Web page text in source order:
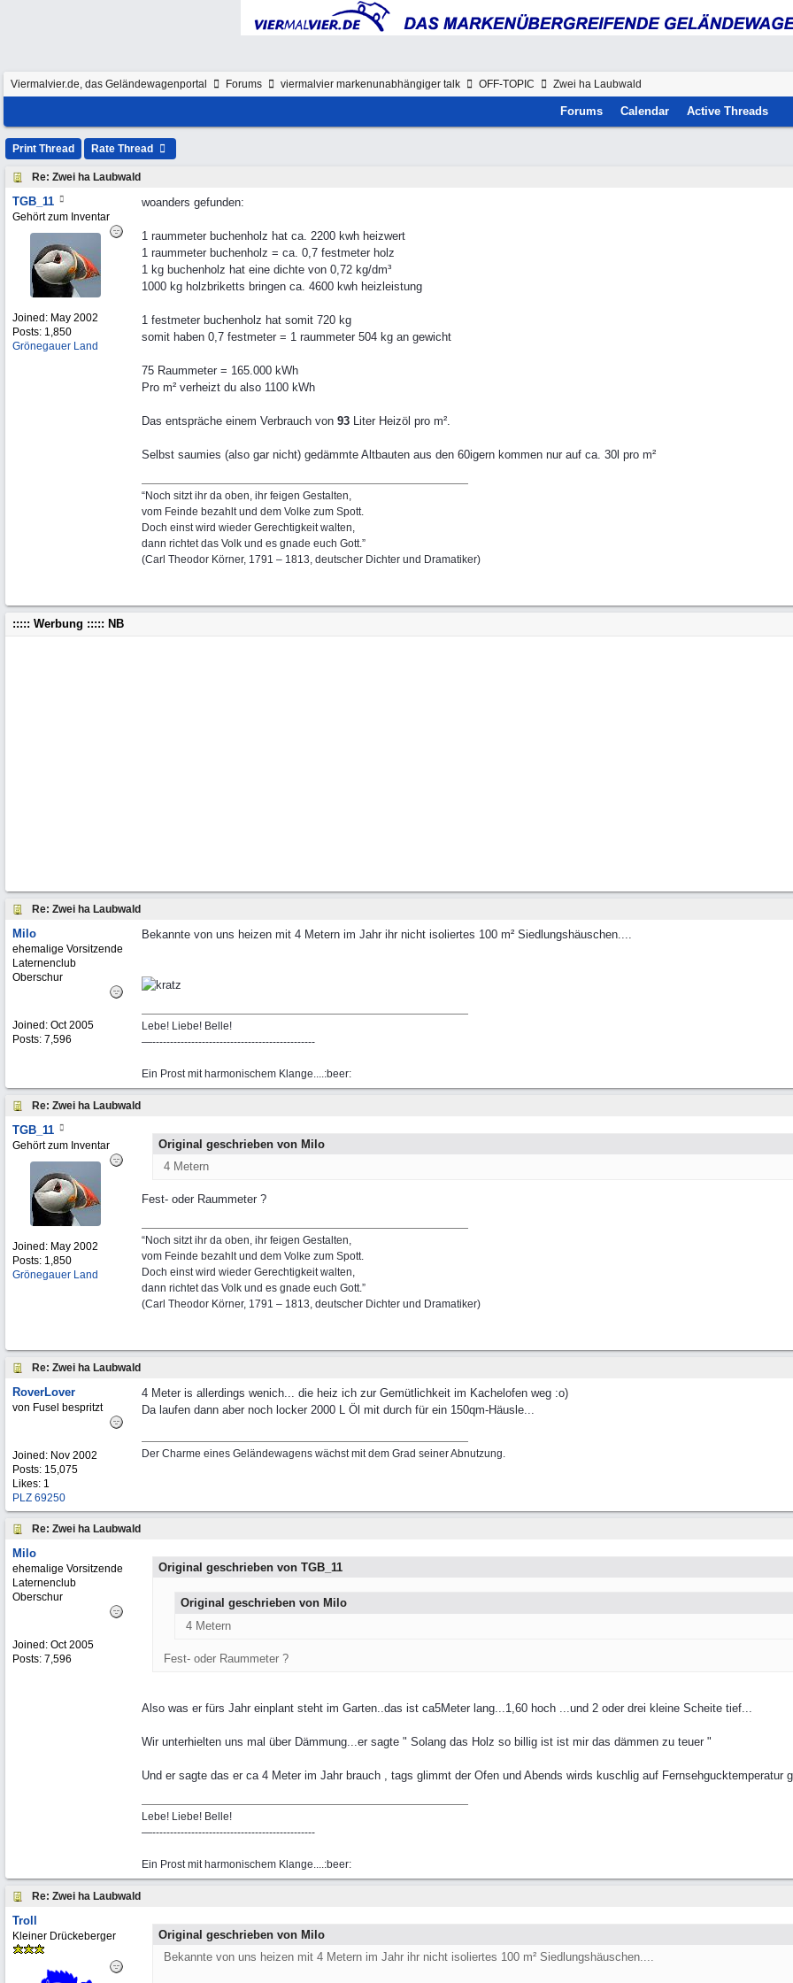
Viermalvier.de, das Geländewagenportal Forums viermalvier markenunabhängiger talk OFF-TOPIC Zwei ha Laubwald
Forums Calendar Active Threads
Print Thread Rate Thread
Re: Zwei ha Laubwald
TGB_11
Gehört zum Inventar
Joined: May 2002
Posts: 1,850
Grönegauer Land
woanders gefunden:
1 raummeter buchenholz hat ca. 2200 kwh heizwert
1 raummeter buchenholz = ca. 0,7 festmeter holz
1 kg buchenholz hat eine dichte von 0,72 kg/dm³
1000 kg holzbriketts bringen ca. 4600 kwh heizleistung
1 festmeter buchenholz hat somit 720 kg
somit haben 0,7 festmeter = 1 raummeter 504 kg an gewicht
75 Raummeter = 165.000 kWh
Pro m² verheizt du also 1100 kWh
Das entspräche einem Verbrauch von 93 Liter Heizöl pro m².
Selbst saumies (also gar nicht) gedämmte Altbauten aus den 60igern kommen nur auf ca. 30l pro m²
“Noch sitzt ihr da oben, ihr feigen Gestalten,
vom Feinde bezahlt und dem Volke zum Spott.
Doch einst wird wieder Gerechtigkeit walten,
dann richtet das Volk und es gnade euch Gott.”
(Carl Theodor Körner, 1791 – 1813, deutscher Dichter und Dramatiker)
::::: Werbung ::::: NB
Re: Zwei ha Laubwald
Milo
ehemalige Vorsitzende
Laternenclub
Oberschur
Joined: Oct 2005
Posts: 7,596
Bekannte von uns heizen mit 4 Metern im Jahr ihr nicht isoliertes 100 m² Siedlungshäuschen....
Lebe! Liebe! Belle!
—----------------------------------------------
Ein Prost mit harmonischem Klange....:beer:
Re: Zwei ha Laubwald
TGB_11
Gehört zum Inventar
Joined: May 2002
Posts: 1,850
Grönegauer Land
Original geschrieben von Milo
4 Metern
Fest- oder Raummeter ?
“Noch sitzt ihr da oben, ihr feigen Gestalten,
vom Feinde bezahlt und dem Volke zum Spott.
Doch einst wird wieder Gerechtigkeit walten,
dann richtet das Volk und es gnade euch Gott.”
(Carl Theodor Körner, 1791 – 1813, deutscher Dichter und Dramatiker)
Re: Zwei ha Laubwald
RoverLover
von Fusel bespritzt
Joined: Nov 2002
Posts: 15,075
Likes: 1
PLZ 69250
4 Meter is allerdings wenich... die heiz ich zur Gemütlichkeit im Kachelofen weg :o)
Da laufen dann aber noch locker 2000 L Öl mit durch für ein 150qm-Häusle...
Der Charme eines Geländewagens wächst mit dem Grad seiner Abnutzung.
Re: Zwei ha Laubwald
Milo
ehemalige Vorsitzende
Laternenclub
Oberschur
Joined: Oct 2005
Posts: 7,596
Original geschrieben von TGB_11
Original geschrieben von Milo
4 Metern
Fest- oder Raummeter ?
Also was er fürs Jahr einplant steht im Garten..das ist ca5Meter lang...1,60 hoch ...und 2 oder drei kleine Scheite tief...
Wir unterhielten uns mal über Dämmung...er sagte " Solang das Holz so billig ist ist mir das dämmen zu teuer "
Und er sagte das er ca 4 Meter im Jahr brauch , tags glimmt der Ofen und Abends wirds kuschlig auf Fernsehgucktemperatur
Lebe! Liebe! Belle!
—----------------------------------------------
Ein Prost mit harmonischem Klange....:beer:
Re: Zwei ha Laubwald
Troll
Kleiner Drückeberger
Original geschrieben von Milo
Bekannte von uns heizen mit 4 Metern im Jahr ihr nicht isoliertes 100 m² Siedlungshäuschen....